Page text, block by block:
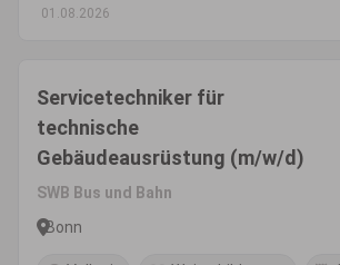
01.08.2026
Servicetechniker für
technische
Gebäudeausrüstung (m/w/d)
SWB Bus und Bahn
Bonn